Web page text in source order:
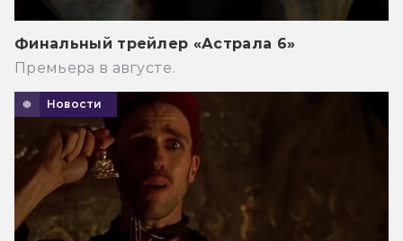
Финальный трейлер «Астрала 6»
Премьера в августе.
Новости